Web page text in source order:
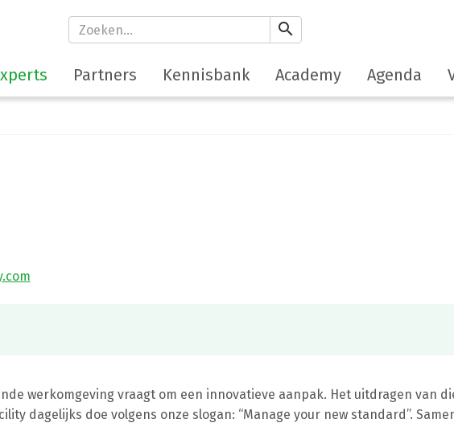
search
Partners Kennisbank Academy Agenda
werkomgeving vraagt om een innovatieve aanpak. Het uitdragen van
dagelijks doe volgens onze slogan: “Manage your new standard”.